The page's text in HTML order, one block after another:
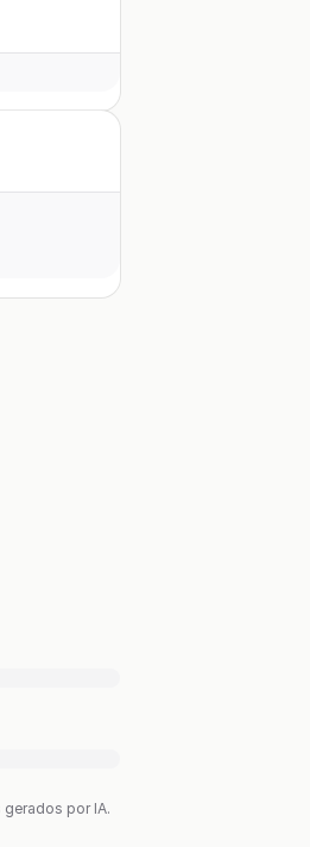
por IA.